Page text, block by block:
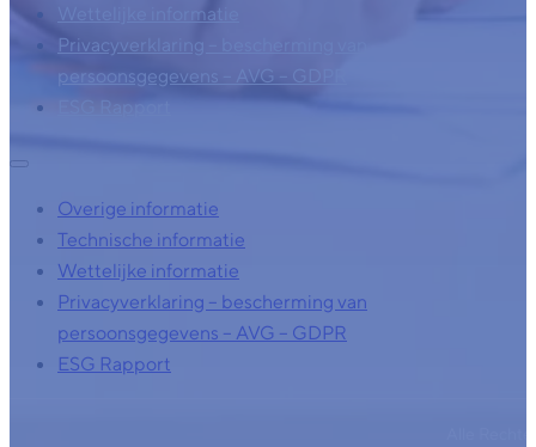
Technische informatie
Wettelijke informatie
Privacyverklaring – bescherming van
persoonsgegevens – AVG – GDPR
Overige informatie
Technische informatie
Wettelijke informatie
Privacyverklaring – bescherming van
persoonsgegevens – AVG – GDPR